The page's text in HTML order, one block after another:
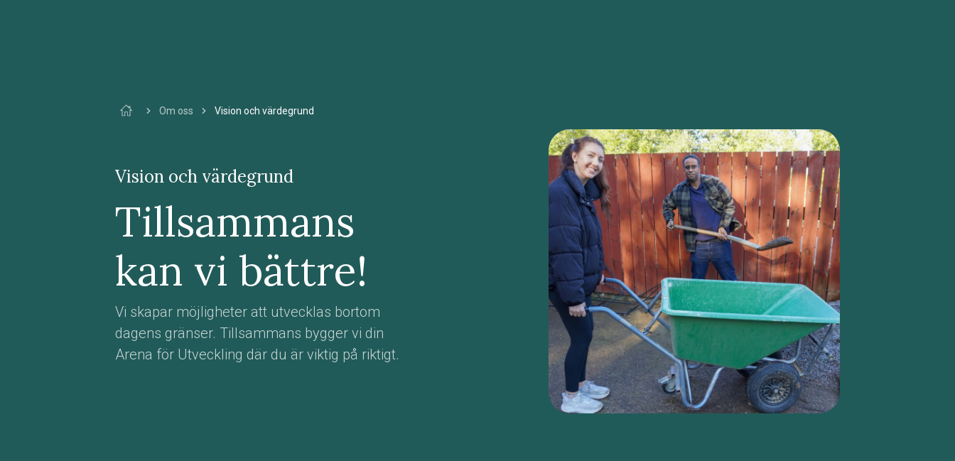
Om oss Vision och värdegrund
Vision och värdegrund
Tillsammans
kan vi bättre!
Vi skapar möjligheter att utvecklas bortom
dagens gränser. Tillsammans bygger vi din
Arena för Utveckling där du är viktig på riktigt.